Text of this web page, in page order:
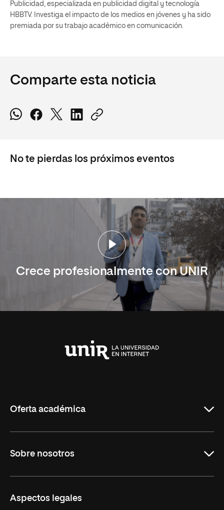
Publicidad, especializada en publicidad digital y tecnología
HBBTV. Investiga el impacto de los medios en jóvenes y ha sido
premiada por su trabajo académico en comunicación.
Comparte esta noticia
No te pierdas los próximos eventos
Crece profesionalmente con UNIR
Oferta académica
Maestrías
Sobre nosotros
Trabaja en UNIR
Aspectos legales